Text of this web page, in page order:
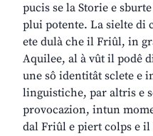
pucis se la Storie e
plui potente. La sielte di
ete dulà che il Friûl, in
Aquilee, al à vût il podê
une sô identitât sclete e
linguistiche, par altris e
provocazion, intun
dal Friûl e piert colps e